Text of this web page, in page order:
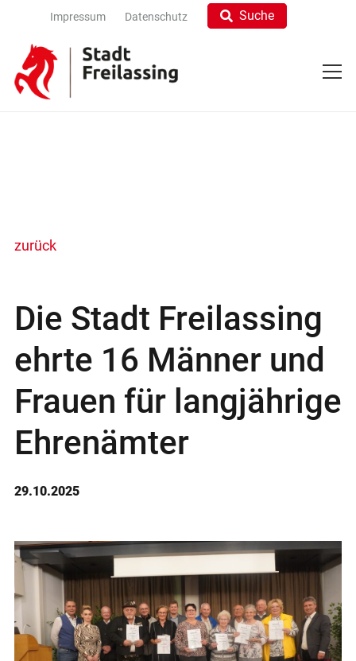
Impressum Datenschutz Suche
zurück
Die Stadt Freilassing
ehrte 16 Männer und
Frauen für langjährige
Ehrenämter
29.10.2025